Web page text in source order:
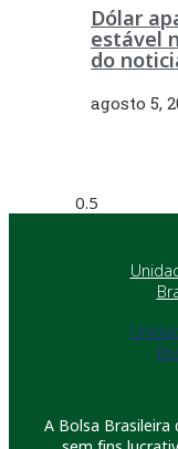
Dólar
estável
do
agosto 5,
A Bolsa Brasileira